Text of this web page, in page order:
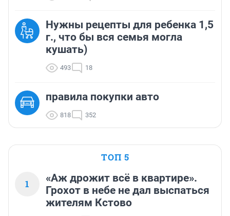
Нужны рецепты для ребенка 1,5
г., что бы вся семья могла
кушать)
493 18
правила покупки авто
818 352
ТОП 5
1
«Аж дрожит всё в квартире».
Грохот в небе не дал выспаться
жителям Кстово